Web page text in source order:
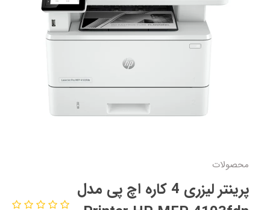
محصولات
پرینتر لیزری 4 کاره اچ پی مدل